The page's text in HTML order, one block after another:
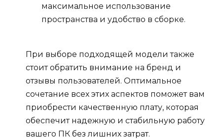
максимальное использование
пространства и удобство в сборке.
При выборе подходящей модели также
стоит обратить внимание на бренд и
отзывы пользователей. Оптимальное
сочетание всех этих аспектов поможет вам
приобрести качественную плату, которая
обеспечит надежную и стабильную работу
вашего ПК без лишних затрат.